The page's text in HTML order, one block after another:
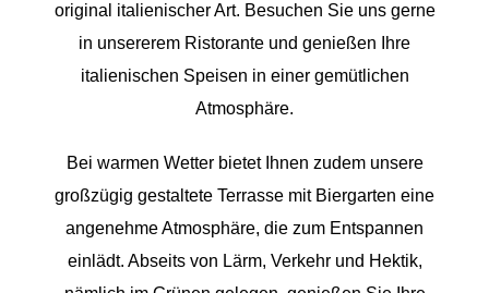
original italienischer Art. Besuchen Sie uns gerne
in unsererem Ristorante und genießen Ihre
italienischen Speisen in einer gemütlichen
Atmosphäre.
Bei warmen Wetter bietet Ihnen zudem unsere
großzügig gestaltete Terrasse mit Biergarten eine
angenehme Atmosphäre, die zum Entspannen
einlädt. Abseits von Lärm, Verkehr und Hektik,